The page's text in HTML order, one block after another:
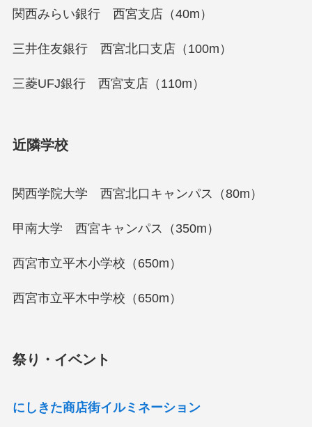
関西みらい銀行 西宮支店（40m）
三井住友銀行 西宮北口支店（100m）
三菱UFJ銀行 西宮支店（110m）
近隣学校
関西学院大学 西宮北口キャンパス（80m）
甲南大学 西宮キャンパス（350m）
西宮市立平木小学校（650m）
西宮市立平木中学校（650m）
祭り・イベント
にしきた商店街イルミネーション